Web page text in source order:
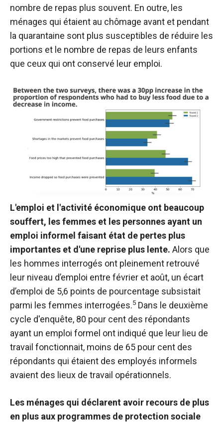
nombre de repas plus souvent. En outre, les
ménages qui étaient au chômage avant et pendant
la quarantaine sont plus susceptibles de réduire les
portions et le nombre de repas de leurs enfants
que ceux qui ont conservé leur emploi.
L'emploi et l'activité économique ont beaucoup
souffert, les femmes et les personnes ayant un
emploi informel faisant état de pertes plus
importantes et d'une reprise plus lente. Alors que
les hommes interrogés ont pleinement retrouvé
leur niveau d’emploi entre février et août, un écart
d’emploi de 5,6 points de pourcentage subsistait
parmi les femmes interrogées.5 Dans le deuxième
cycle d'enquête, 80 pour cent des répondants
ayant un emploi formel ont indiqué que leur lieu de
travail fonctionnait, moins de 65 pour cent des
répondants qui étaient des employés informels
avaient des lieux de travail opérationnels.
Les ménages qui déclarent avoir recours de plus
en plus aux programmes de protection sociale